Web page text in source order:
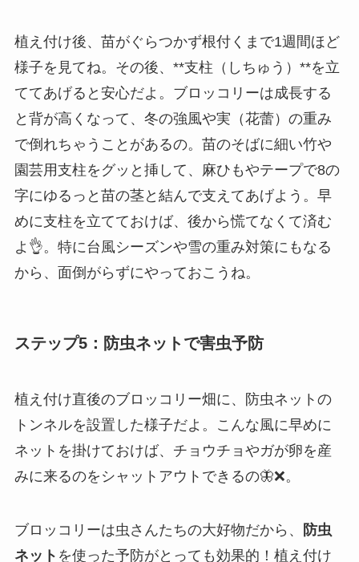
植え付け後、苗がぐらつかず根付くまで1週間ほど
様子を見てね。その後、**支柱（しちゅう）**を立
ててあげると安心だよ。ブロッコリーは成長する
と背が高くなって、冬の強風や実（花蕾）の重み
で倒れちゃうことがあるの。苗のそばに細い竹や
園芸用支柱をグッと挿して、麻ひもやテープで8の
字にゆるっと苗の茎と結んで支えてあげよう。早
めに支柱を立てておけば、後から慌てなくて済む
よ👌。特に台風シーズンや雪の重み対策にもなる
から、面倒がらずにやっておこうね。
ステップ5：防虫ネットで害虫予防
植え付け直後のブロッコリー畑に、防虫ネットの
トンネルを設置した様子だよ。こんな風に早めに
ネットを掛けておけば、チョウチョやガが卵を産
みに来るのをシャットアウトできるの🦋❌。
ブロッコリーは虫さんたちの大好物だから、
防虫
ネット を使った予防がとっても効果的！植え付け